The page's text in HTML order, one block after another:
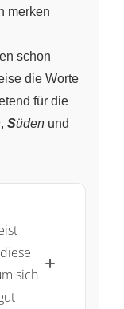
merken
schon
die Worte
für die
, Süden und
sich